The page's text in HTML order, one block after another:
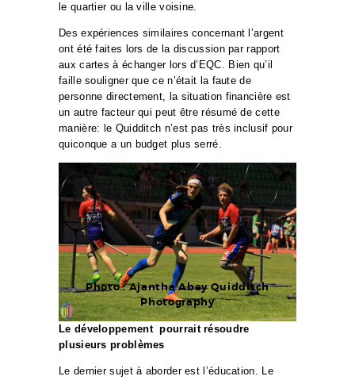
le quartier ou la ville voisine.
Des expériences similaires concernant l’argent
ont été faites lors de la discussion par rapport
aux cartes à échanger lors d’EQC. Bien qu’il
faille souligner que ce n’était la faute de
personne directement, la situation financière est
un autre facteur qui peut être résumé de cette
manière: le Quidditch n’est pas très inclusif pour
quiconque a un budget plus serré.
Photo : Ajantha Abey Quidditch
Photography
Le développement pourrait résoudre
plusieurs problèmes
Le dernier sujet à aborder est l’éducation. Le